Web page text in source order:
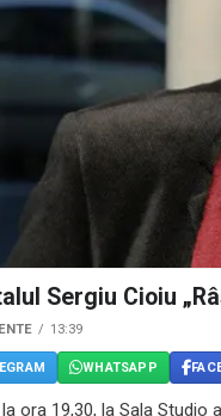
Sergiu Cioiu
13:39
WHATSAPP
ora 19,30, la Sala Studio